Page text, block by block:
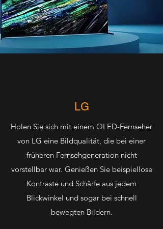
LG
Holen Sie sich mit einem OLED-Fernseher
von LG eine Bildqualität, die bei einer
früheren Fernsehgeneration nicht
vorstellbar war. Genießen Sie beispiellose
Kontraste und Schärfe aus jedem
Blickwinkel und sogar bei schnell
bewegten Bildern.